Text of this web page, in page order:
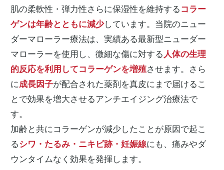
肌の柔軟性・弾力性さらに保湿性を維持する コラー
ゲンは年齢とともに減少しています。当院のニュー
ダーマローラー療法は、実績ある最新型ニューダー
マローラーを使用し、微細な傷に対する 人体の生理
的反応を利用してコラーゲンを増殖させます。さら
に成長因子が配合された薬剤を真皮にまで届けるこ
とで効果を増大させるアンチエイジング治療法で
す。
加齢と共にコラーゲンが減少したことが原因で起こ
るシワ・たるみ・ニキビ跡・妊娠線にも、痛みやダ
ウンタイムなく効果を発揮します。